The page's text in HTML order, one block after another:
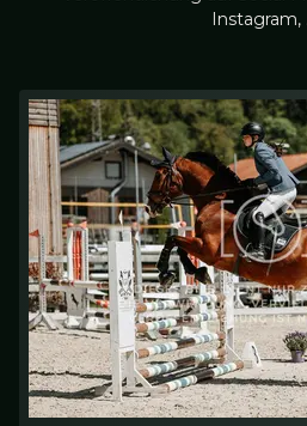
Instagram,